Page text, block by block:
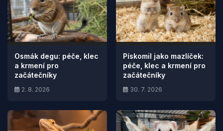
Osmák degu: péče, klec
a krmení pro
začátečníky
2. 8. 2026
Pískomil jako mazlíček:
péče, klec a krmení pro
začátečníky
30. 7. 2026